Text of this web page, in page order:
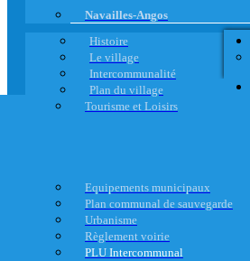
Navailles-Angos
Histoire
Le village
Intercommunalité
Plan du village
Tourisme et Loisirs
Equipements municipaux
Plan communal de sauvegarde
Urbanisme
Règlement voirie
PLU Intercommunal